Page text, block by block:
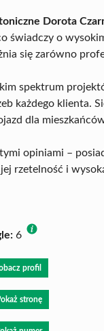
Dorota
świadczy o
się zarówno
spektrum
każdego klienta.
dla
opiniami –
rzetelność i
6
profil
stronę